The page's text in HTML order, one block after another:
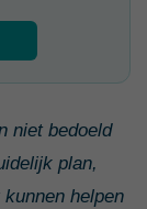
niet bedoeld
plan,
helpen